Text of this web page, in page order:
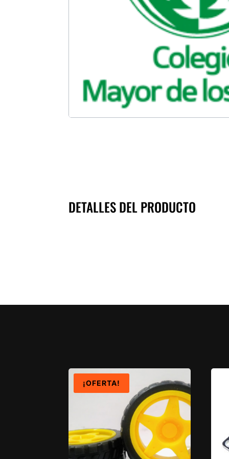
DETALLES DEL PRODUCTO
¡OFERTA!